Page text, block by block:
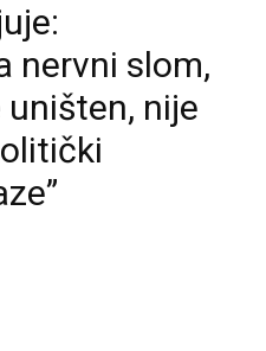
nervni slom,
nije